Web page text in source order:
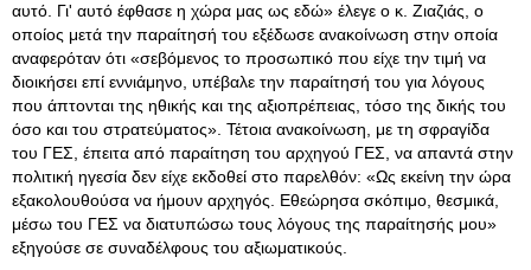
αυτό. Γι' αυτό έφθασε η χώρα μας ως εδώ» έλεγε ο κ. Ζιαζιάς, ο
οποίος μετά την παραίτησή του εξέδωσε ανακοίνωση στην οποία
αναφερόταν ότι «σεβόμενος το προσωπικό που είχε την τιμή να
διοικήσει επί εννιάμηνο, υπέβαλε την παραίτησή του για λόγους
που άπτονται της ηθικής και της αξιοπρέπειας, τόσο της δικής του
όσο και του στρατεύματος». Τέτοια ανακοίνωση, με τη σφραγίδα
του ΓΕΣ, έπειτα από παραίτηση του αρχηγού ΓΕΣ, να απαντά στην
πολιτική ηγεσία δεν είχε εκδοθεί στο παρελθόν: «Ως εκείνη την ώρα
εξακολουθούσα να ήμουν αρχηγός. Εθεώρησα σκόπιμο, θεσμικά,
μέσω του ΓΕΣ να διατυπώσω τους λόγους της παραίτησής μου»
εξηγούσε σε συναδέλφους του αξιωματικούς.